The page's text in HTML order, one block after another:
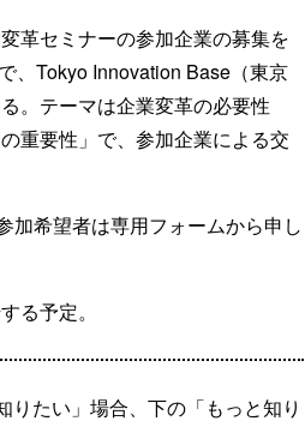
革セミナーの参加企業の募集を
、Tokyo Innovation Base（東京
。テーマは企業変革の必要性
重要性」で、参加企業による交
加希望者は専用フォームから申し
る予定。
たい」場合、下の「もっと知り